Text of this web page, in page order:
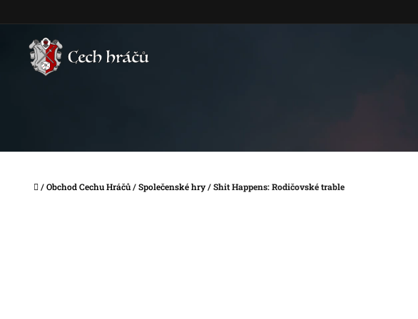
Domů
/Obchod Cechu Hráčů/Společenské hry/Shit Happens: Rodičovské trable